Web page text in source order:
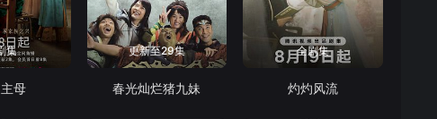
集
母
更新至29集
春光灿烂猪九妹
全剧集
灼灼风流